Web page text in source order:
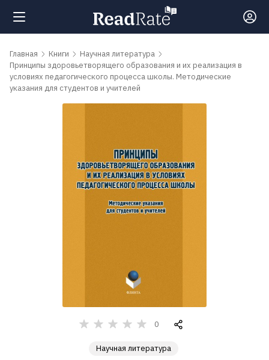
Поиск
Новости
Главная Книги
Научная литература
Принципы здоровьетворящего образования и их реализация в
условиях педагогического процесса школы. Методические
указания для студентов и учителей
0
Научная литература